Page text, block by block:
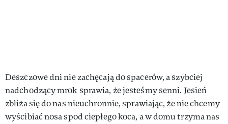
Deszczowe dni nie zachęcają do spacerów, a szybciej
nadchodzący mrok sprawia, że jesteśmy senni. Jesień
zbliża się do nas nieuchronnie, sprawiając, że nie chcemy
wyścibiać nosa spod ciepłego koca, a w domu trzyma nas